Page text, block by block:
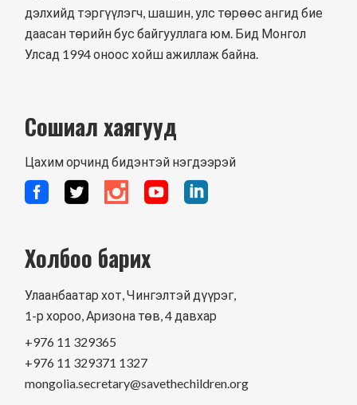
дэлхийд тэргүүлэгч, шашин, улс төрөөс ангид бие
даасан төрийн бус байгууллага юм. Бид Монгол
Улсад 1994 оноос хойш ажиллаж байна.
Сошиал хаягууд
Цахим орчинд бидэнтэй нэгдээрэй
Холбоо барих
Улаанбаатар хот, Чингэлтэй дүүрэг,
1-р хороо, Аризона төв, 4 давхар
+976 11 329365
+976 11 329371 1327
mongolia.secretary@savethechildren.org